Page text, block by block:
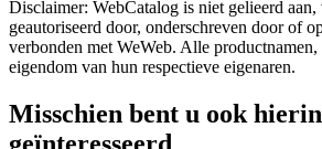
Disclaimer: WebCatalog is niet gelieerd aan,
geautoriseerd door, onderschreven door of
verbonden met WeWeb. Alle
eigendom van hun respectieve eigenaren.
Misschien bent u ook hierin
geïnteresseerd